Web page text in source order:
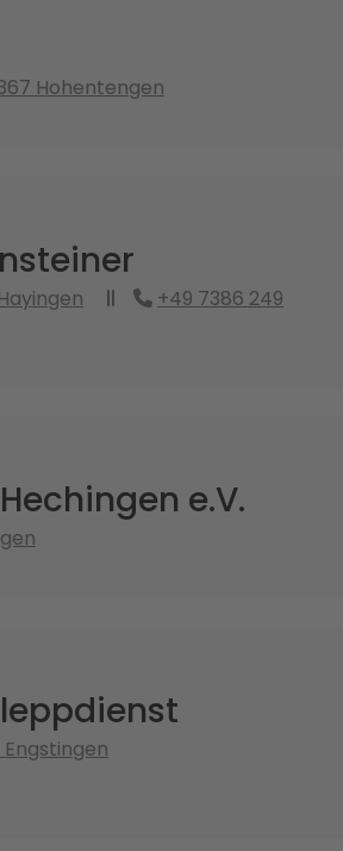
Hohentengen
+49 7386 249
e.V.
Engstingen